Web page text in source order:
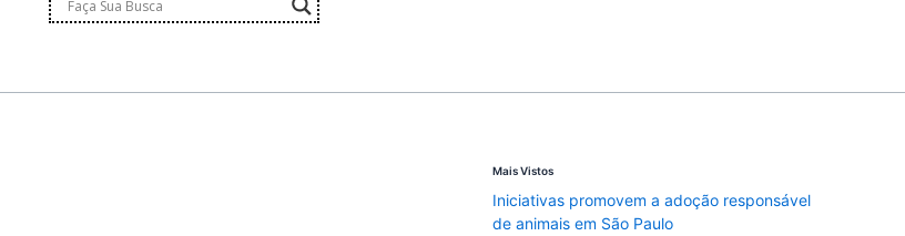
Mais Vistos
Iniciativas promovem a adoção responsável
de animais em São Paulo